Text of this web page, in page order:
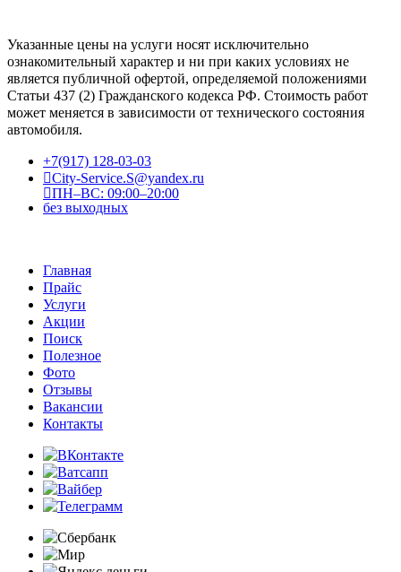
Указанные цены на услуги носят исключительно
ознакомительный характер и ни при каких условиях не
является публичной офертой, определяемой положениями
Статьи 437 (2) Гражданского кодекса РФ. Стоимость работ
может меняется в зависимости от технического состояния
автомобиля.
+7(917) 128-03-03
City-Service.S@yandex.ru
ПН–ВС: 09:00–20:00
без выходных
Главная
Прайс
Услуги
Акции
Поиск
Полезное
Фото
Отзывы
Вакансии
Контакты